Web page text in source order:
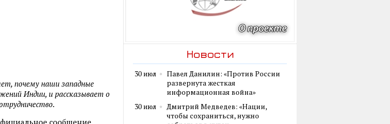
почему наши западные
Индии, и рассказывает о
Новости
30 июл
Павел Данилин: «Против России
развернута жесткая
информационная война»
30 июл
Дмитрий Медведев: «Нации,
чтобы сохраниться, нужно